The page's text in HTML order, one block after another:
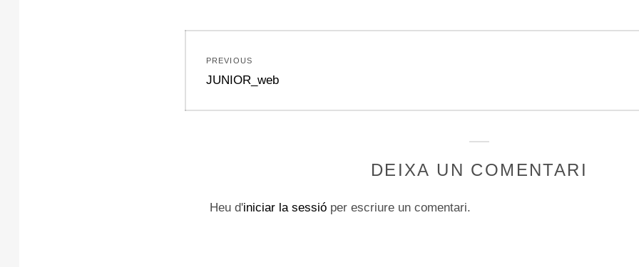
d'entrades
PREVIOUS
Previous
JUNIOR_web
DEIXA UN COMENTARI
Heu d'iniciar la sessió per escriure un comentari.